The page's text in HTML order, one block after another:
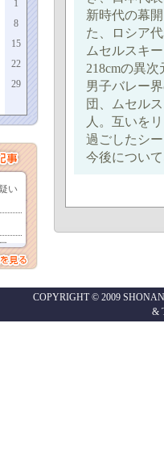
1
8
15
22
29
新時代の幕
た、ロシア
ムセルスキ
218cmの異
男子バレー
団、ムセル
人。互いを
過ごしたシ
今後につい
COPYRIGHT © 2009
&